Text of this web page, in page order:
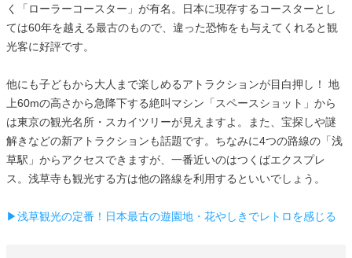
く「ローラーコースター」が有名。日本に現存するコースターとし
ては60年を越える最古のもので、違った恐怖をも与えてくれると観
光客に好評です。
他にも子どもから大人まで楽しめるアトラクションが目白押し！ 地
上60mの高さから急降下する絶叫マシン「スペースショット」から
は東京の観光名所・スカイツリーが見えますよ。また、宝探しや謎
解きなどの新アトラクションも話題です。ちなみに4つの路線の「浅
草駅」からアクセスできますが、一番近いのはつくばエクスプレ
ス。浅草寺も観光する方は他の路線を利用するといいでしょう。
▶浅草観光の定番！日本最古の遊園地・花やしきでレトロを感じる